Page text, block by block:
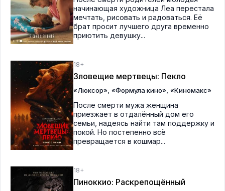
начинающая художница Леа перестала
мечтать, рисовать и радоваться. Её
брат просит лучшего друга временно
приютить девушку...
18+
Зловещие мертвецы: Пекло
«Люксор» «Формула кино» «Киномакс»
После смерти мужа женщина
приезжает в отдалённый дом его
семьи, надеясь найти там поддержку и
покой. Но постепенно всё
превращается в кошмар...
18+
Пиноккио: Раскрепощённый